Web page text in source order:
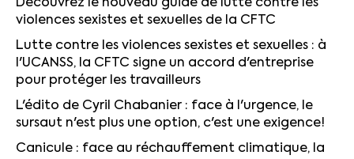
Découvrez le nouveau guide de lutte contre les
violences sexistes et sexuelles de la CFTC
Lutte contre les violences sexistes et sexuelles : à
l'UCANSS, la CFTC signe un accord d'entreprise
pour protéger les travailleurs
L'édito de Cyril Chabanier : face à l'urgence, le
sursaut n'est plus une option, c'est une exigence!
Canicule : face au réchauffement climatique, la